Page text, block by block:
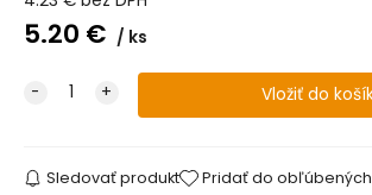
5.20 € ks
Sledovať produkt Pridať do obľúbených